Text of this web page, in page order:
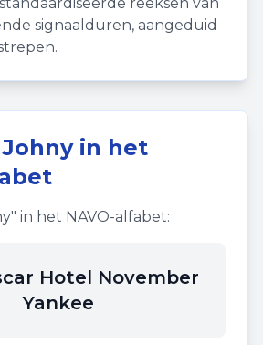
signaalduren, aangeduid
Johnyin het
" in het NAVO-alfabet:
Hotel November
Yankee